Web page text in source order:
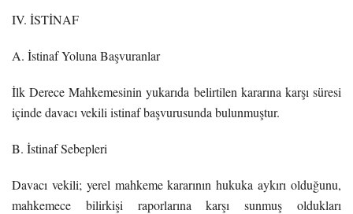
IV. İSTİNAF
A. İstinaf Yoluna Başvuranlar
İlk Derece Mahkemesinin yukarıda belirtilen kararına karşı süresi
içinde davacı vekili istinaf başvurusunda bulunmuştur.
B. İstinaf Sebepleri
Davacı vekili; yerel mahkeme kararının hukuka aykırı olduğunu,
mahkemece bilirkişi raporlarına karşı sunmuş oldukları